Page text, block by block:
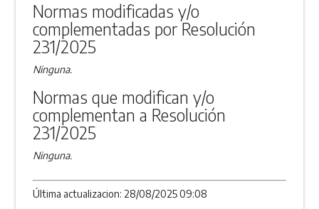
Normas modificadas y/o
complementadas por Resolución
231/2025
Ninguna.
Normas que modifican y/o
complementan a Resolución
231/2025
Ninguna.
Última actualizacion: 28/08/2025 09:08